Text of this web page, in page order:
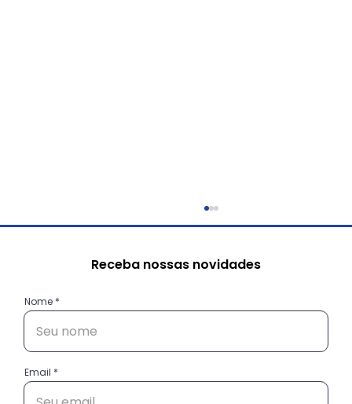
Conheça as histórias das
Receba nossas novidades
Nome
Email